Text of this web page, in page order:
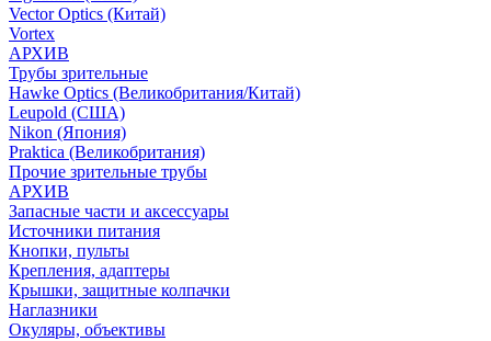
Vector Optics (Китай)
Vortex
АРХИВ
Трубы зрительные
Hawke Optics (Великобритания/Китай)
Leupold (США)
Nikon (Япония)
Praktica (Великобритания)
Прочие зрительные трубы
АРХИВ
Запасные части и аксессуары
Источники питания
Кнопки, пульты
Крепления, адаптеры
Крышки, защитные колпачки
Наглазники
Окуляры, объективы